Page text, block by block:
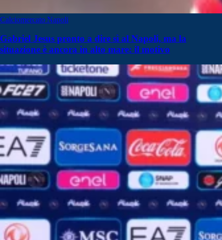
Calciomercato Napoli
Gabriel Jesus pronto a dire sì al Napoli, ma la
situazione è ancora in alto mare: il motivo